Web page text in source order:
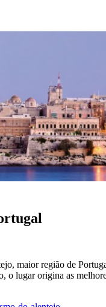
maior região de
lugar origina as